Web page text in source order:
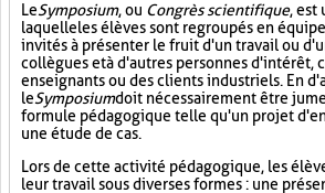
LeSymposium, ou Congrès scientifique, est
laquelle les élèves sont regroupés en
invités à présenter le fruit d'un travail ou
collègues et à d'autres personnes d'intérêt,
enseignants ou des clients industriels. En
leSymposiumdoit nécessairement être
formule pédagogique telle qu'un projet
une étude de cas.
Lors de cette activité pédagogique, les
leur travail sous diverses formes : une